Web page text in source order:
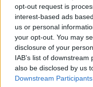
opt-out request is
interest-based ads
us or personal
your opt-out. You may
disclosure of your
IAB’s list of
also be disclosed by us
Downstream Participants